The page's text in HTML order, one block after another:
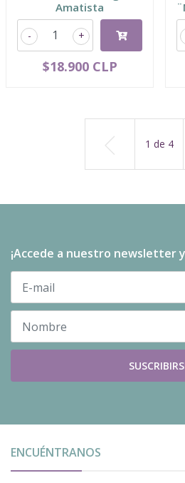
Amatista
+
-
$18.900 CLP
1 de 4
¡Accede a nuestro newsletter
ENCUÉNTRANOS